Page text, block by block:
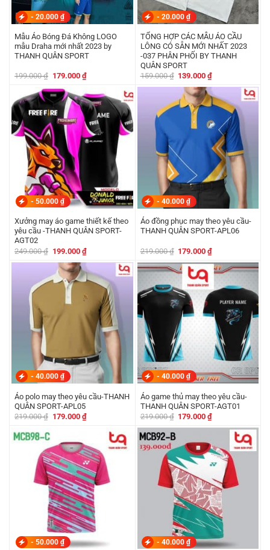
- 20.000 ₫
Mẫu Áo Bóng Đá Không LOGO
mẫu Draha mới nhất 2023 by
THANH QUÂN SPORT
199.000₫ Giá
là:
199.000 ₫.
179.000 ₫Giá
hiện
là:
179.000 ₫.
- 20.000 ₫
TỔNG HỢP CÁC MẪU ÁO CẦU
LÔNG CÓ SẴN MỚI NHẤT 2023
-037 PHÂN PHỐI BY THANH
QUÂN SPORT
159.000₫ Giá
là:
159.000 ₫.
139.000₫Giá
tại
là:
139.000 ₫.
- 50.000 ₫
Xưởng may áo game thiết kế theo
yêu cầu -THANH QUÂN SPORT-
AGT02
249.000₫ Giá
là:
249.000 ₫.
199.000 ₫Giá
hiện
tại
là:
199.000 ₫.
- 40.000 ₫
Áo đồng phục may theo yêu cầu-
THANH QUÂN SPORT-APL06
219.000₫ Giá
là:
219.000 ₫.
179.000₫Giá
tại
là:
- 40.000 ₫
Áo polo may theo yêu cầu-THANH
QUÂN SPORT-APL05
219.000₫ Giá
179.000 ₫Giá
hiện
179.000 ₫.
- 40.000 ₫
Áo game thủ may theo yêu cầu-
THANH QUÂN SPORT-AGT01
219.000₫ Giá
là:
179.000₫Giá
tại
179.000 ₫.
- 50.000 ₫ - 40.000 ₫